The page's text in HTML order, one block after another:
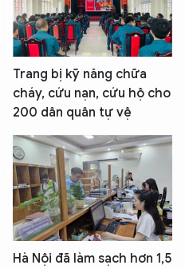
Trang bị kỹ năng chữa
cháy, cứu nạn, cứu hộ cho
200 dân quân tự vệ
Hà Nội đã làm sạch hơn 1,5